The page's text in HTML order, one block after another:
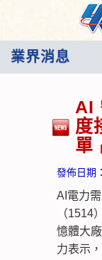
業界消息
AI
度
單
發佈日期：
AI電力
（1514
憶體大
力表示